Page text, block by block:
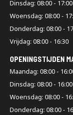
Dinsdag: 08:00 - 17:00
Woensdag: 08:00 -
Donderdag: 08:00 -
Vrijdag: 08:00 - 16:30
OPENINGSTIJDEN
Maandag: 08:00 -
Dinsdag: 08:00 - 16:00
Woensdag: 08:00 -
Donderdag: 08:00 -